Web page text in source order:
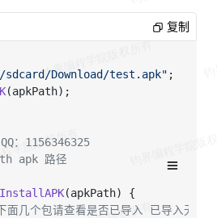
复制
sdcard/Download/test.apk"
：1156346325
apk 路径
(apkPath) {
几个包请查看是否已导入 已导入无需